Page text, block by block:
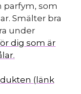
parfym, som
Smälter bra
under
dig som är
(länk